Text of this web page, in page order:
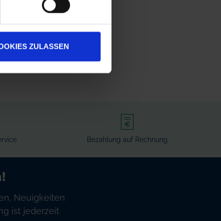
ZULASSEN
Bezahlung auf Rechnung
Neuigkeiten
ist jederzeit